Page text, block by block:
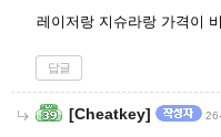
레이저랑 지슈라랑 가격이
답글
[Cheatkey]